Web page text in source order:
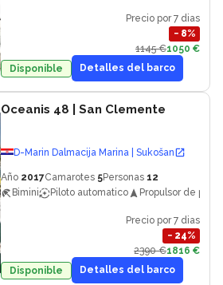
Precio por 7 dias
− 8%
1145 €1050 €
Disponible
Detalles del barco
Oceanis 48 | San Clemente
D-Marin Dalmacija Marina | Sukošan
Año 2017Camarotes 5Personas 12
Bimini
Piloto automatico Propulsor de proa
Precio por 7 dias
− 24%
2390 €1816 €
Disponible
Detalles del barco